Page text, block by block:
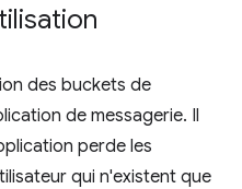
des buckets de
de messagerie. Il
perde les
qui n'existent que